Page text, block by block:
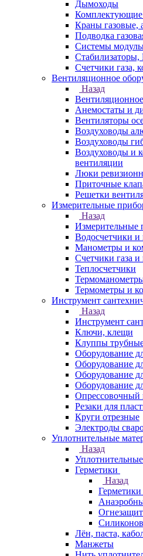
Дымоходы
Комплектующие
Краны газовые,
Подводка
Системы
Счетчики газа,
Вентиляционное
Назад
Анемостаты и
Вентиляторы
Воздуховоды
Воздуховоды
Воздуховоды и
вентиляции
Люки
Приточные
Решетки
Измерительные
Назад
Измерительные
Водосчетчики
Манометры и
Счетчики газа
Теплосчетчики
Термометры и
Инструмент
Назад
Инструмент
Ключи, клещи
Клуппы трубные
Оборудование
Оборудование
Оборудование
Оборудование
Опрессовочный
Резаки для
Круги отрезные
Электроды
Уплотнительные
Назад
Герметики
Назад
Герметики
Лён, паста,
Манжеты